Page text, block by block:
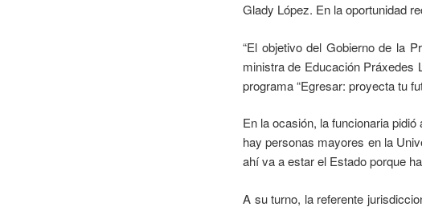
Glady López. En la oportunidad
“El objetivo del Gobierno de la
ministra de Educación Práxedes
programa “Egresar: proyecta tu
En la ocasión, la funcionaria
hay personas mayores en la
ahí va a estar el Estado porque
A su turno, la referente